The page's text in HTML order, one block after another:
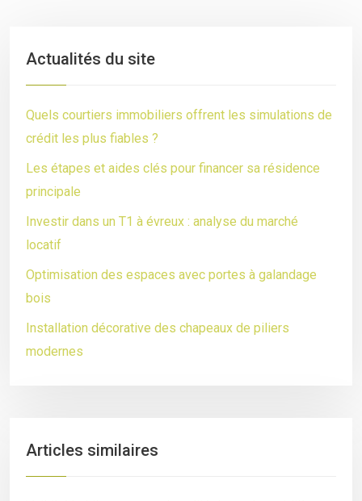
Actualités du site
Quels courtiers immobiliers offrent les simulations de
crédit les plus fiables ?
Les étapes et aides clés pour financer sa résidence
principale
Investir dans un T1 à évreux : analyse du marché
locatif
Optimisation des espaces avec portes à galandage
bois
Installation décorative des chapeaux de piliers
modernes
Articles similaires